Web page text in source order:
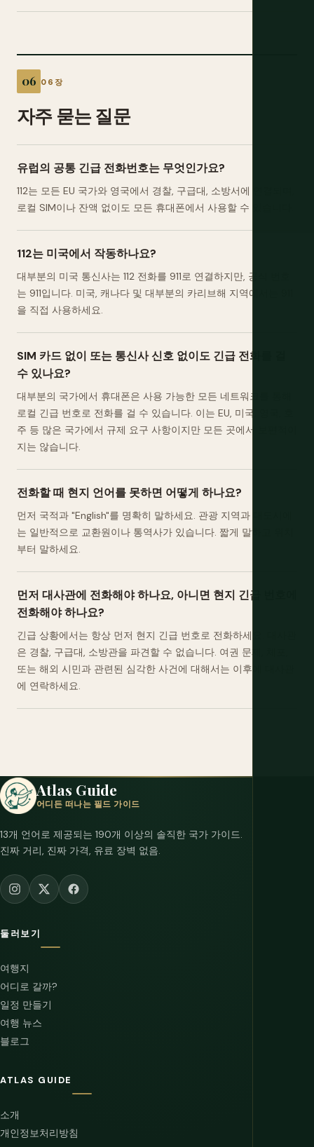
06장
자주 묻는 질문
유럽의 공통 긴급 전화번호는 무엇인가요?
112는 모든 EU 국가와 영국에서 경찰, 구급대, 소방서에 연결되며,
로컬 SIM이나 잔액 없이도 모든 휴대폰에서 사용할 수 있습니다.
112는 미국에서 작동하나요?
대부분의 미국 통신사는 112 전화를 911로 연결하지만, 공식 번호
는 911입니다. 미국, 캐나다 및 대부분의 카리브해 지역에서는 911
을 직접 사용하세요.
SIM 카드 없이 또는 통신사 신호 없이도 긴급 전화를 걸
수 있나요?
대부분의 국가에서 휴대폰은 사용 가능한 모든 네트워크를 통해
로컬 긴급 번호로 전화를 걸 수 있습니다. 이는 EU, 미국, 영국, 호
주 등 많은 국가에서 규제 요구 사항이지만 모든 곳에서 보편적이
지는 않습니다.
전화할 때 현지 언어를 못하면 어떻게 하나요?
먼저 국적과 "English"를 명확히 말하세요. 관광 지역과 대도시에
는 일반적으로 교환원이나 통역사가 있습니다. 짧게 말하고 위치
부터 말하세요.
먼저 대사관에 전화해야 하나요, 아니면 현지 긴급 번호에
전화해야 하나요?
긴급 상황에서는 항상 먼저 현지 긴급 번호로 전화하세요. 대사관
은 경찰, 구급대, 소방관을 파견할 수 없습니다. 여권 문제, 체포,
또는 해외 시민과 관련된 심각한 사건에 대해서는 이후에 대사관
에 연락하세요.
Atlas Guide
어디든 떠나는 필드 가이드
13개 언어로 제공되는 190개 이상의 솔직한 국가 가이드.
진짜 거리, 진짜 가격, 유료 장벽 없음.
둘러보기
여행지
어디로 갈까?
일정 만들기
여행 뉴스
블로그
ATLAS GUIDE
소개
개인정보처리방침